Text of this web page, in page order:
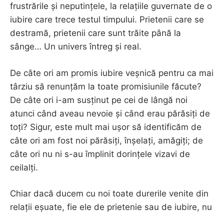
frustrările și neputințele, la relațiile guvernate de o
iubire care trece testul timpului. Prietenii care se
destramă, prietenii care sunt trăite până la
sânge… Un univers întreg și real.
De câte ori am promis iubire veșnică pentru ca mai
târziu să renunțăm la toate promisiunile făcute?
De câte ori i-am susținut pe cei de lângă noi
atunci când aveau nevoie și când erau părăsiți de
toți? Sigur, este mult mai ușor să identificăm de
câte ori am fost noi părăsiți, înșelați, amăgiți; de
câte ori nu ni s-au împlinit dorințele vizavi de
ceilalți.
Chiar dacă ducem cu noi toate durerile venite din
relații eșuate, fie ele de prietenie sau de iubire, nu